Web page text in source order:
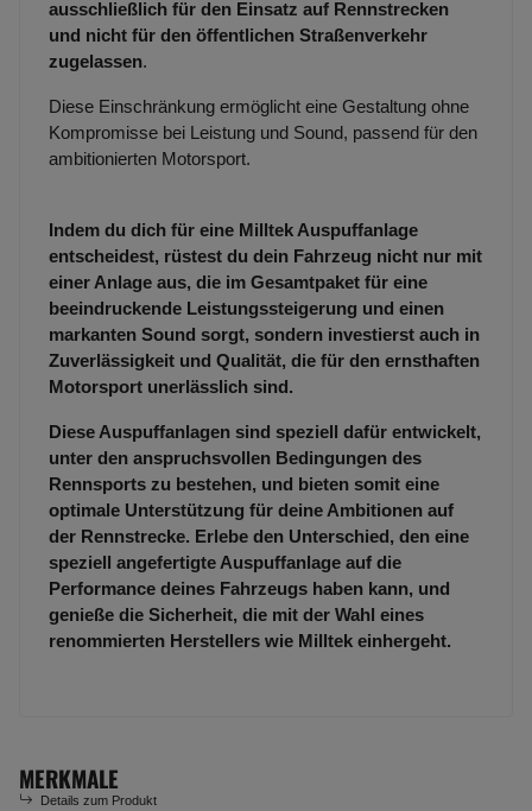
ausschließlich für den Einsatz auf Rennstrecken
und nicht für den öffentlichen Straßenverkehr
zugelassen.
Diese Einschränkung ermöglicht eine Gestaltung ohne
Kompromisse bei Leistung und Sound, passend für den
ambitionierten Motorsport.
Indem du dich für eine Milltek Auspuffanlage
entscheidest, rüstest du dein Fahrzeug nicht nur mit
einer Anlage aus, die im Gesamtpaket für eine
beeindruckende Leistungssteigerung und einen
markanten Sound sorgt, sondern investierst auch in
Zuverlässigkeit und Qualität, die für den ernsthaften
Motorsport unerlässlich sind.
Diese Auspuffanlagen sind speziell dafür entwickelt,
unter den anspruchsvollen Bedingungen des
Rennsports zu bestehen, und bieten somit eine
optimale Unterstützung für deine Ambitionen auf
der Rennstrecke. Erlebe den Unterschied, den eine
speziell angefertigte Auspuffanlage auf die
Performance deines Fahrzeugs haben kann, und
genieße die Sicherheit, die mit der Wahl eines
renommierten Herstellers wie Milltek einhergeht.
MERKMALE
Details zum Produkt